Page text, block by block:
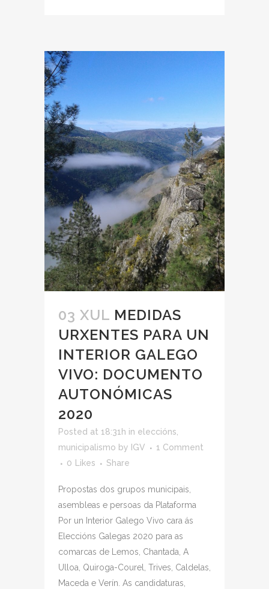
03 XUL MEDIDAS
URXENTES PARA UN
INTERIOR GALEGO
VIVO: DOCUMENTO
AUTONÓMICAS
2020
Posted at 18:31h in eleccións,
municipalismo by IGV
1 Comment
0 Likes Share
Propostas dos grupos municipais,
asembleas e persoas da Plataforma
Por un Interior Galego Vivo cara ás
Eleccións Galegas 2020 para as
comarcas de Lemos, Chantada, A
Ulloa, Quiroga-Courel, Trives, Caldelas,
Maceda e Verín. As candidaturas,